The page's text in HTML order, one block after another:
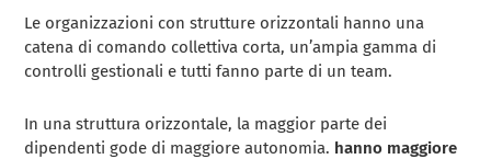
Le organizzazioni con strutture orizzontali hanno una
catena di comando collettiva corta, un’ampia gamma di
controlli gestionali e tutti fanno parte di un team.
In una struttura orizzontale, la maggior parte dei
dipendenti gode di maggiore autonomia. hanno maggiore